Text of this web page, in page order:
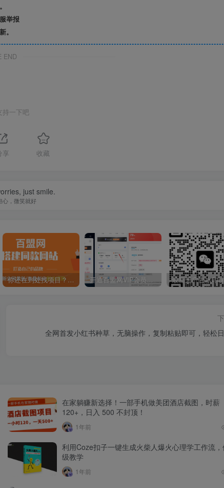
举报
。
END
持一下吧
享 收藏
just smile.
心，微笑就好
你还在到处找项目？还在当韭菜？我靠卖项目一个月收入5万+，曾经我也是个失败者。
全网首发小红书种草，无脑操作，复制粘贴即可，轻松
在家躺赚新选择！一部手机做美团酒店截图，时薪
120+，日入 500 不封顶！
1年前
利用Coze扣子一键生成火柴人爆火心理学工作流
级教学
1年前